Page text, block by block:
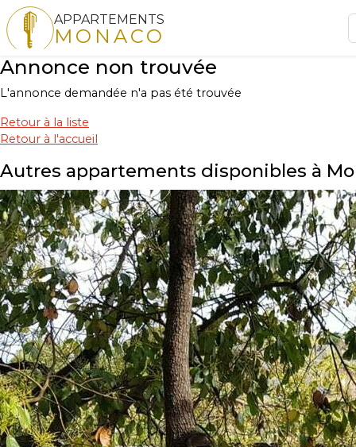
APPARTEMENTS
MONACO
Annonce non trouvée
L'annonce demandée n'a pas été trouvée
Retour à la liste
Retour à l'accueil
Autres appartements disponibles à